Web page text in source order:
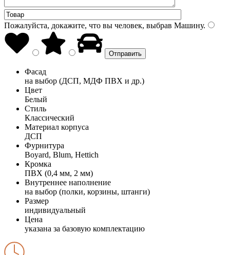
Пожалуйста, докажите, что вы человек, выбрав Машину.
Фасад
на выбор (ДСП, МДФ ПВХ и др.)
Цвет
Белый
Стиль
Классический
Материал корпуса
ДСП
Фурнитура
Boyard, Blum, Hettich
Кромка
ПВХ (0,4 мм, 2 мм)
Внутреннее наполнение
на выбор (полки, корзины, штанги)
Размер
индивидуальный
Цена
указана за базовую комплектацию